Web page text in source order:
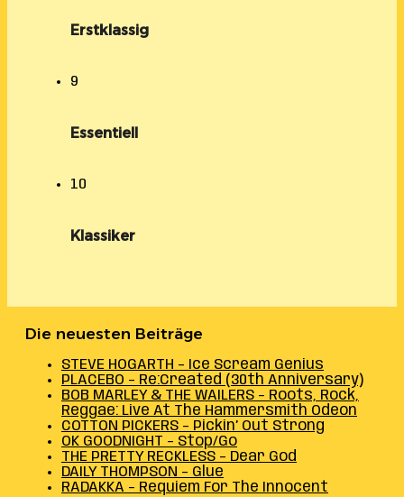
Erstklassig
9
Essentiell
10
Klassiker
Die neuesten Beiträge
STEVE HOGARTH – Ice Scream Genius
PLACEBO – Re:Created (30th Anniversary)
BOB MARLEY & THE WAILERS – Roots, Rock,
Reggae: Live At The Hammersmith Odeon
COTTON PICKERS – Pickin’ Out Strong
OK GOODNIGHT – Stop/Go
THE PRETTY RECKLESS – Dear God
DAILY THOMPSON – Glue
RADAKKA – Requiem For The Innocent